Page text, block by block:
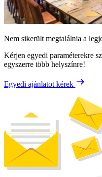
Nem sikerült megtalálnia a
Kérjen egyedi paraméterekre
egyszerre több helyszínre!
Egyedi ajánlatot kérek